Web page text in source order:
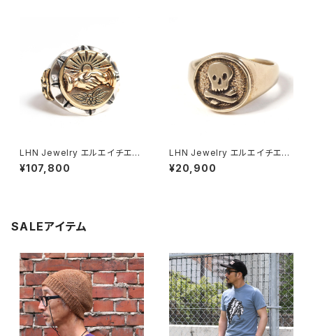
LHN Jewelry エルエイチエヌ
ジュエリー Fellowship Souv
enir Ring シルバー×ブラス ス
¥107,800
LHN Jewelry エルエイチエヌ
ジュエリー Mini Skull Ring ピ
ンキーリング
¥20,900
SALEアイテム